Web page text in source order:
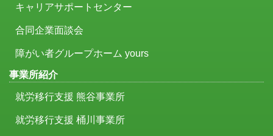
キャリアサポートセンター
合同企業面談会
障がい者グループホーム yours
事業所紹介
就労移行支援 熊谷事業所
就労移行支援 桶川事業所